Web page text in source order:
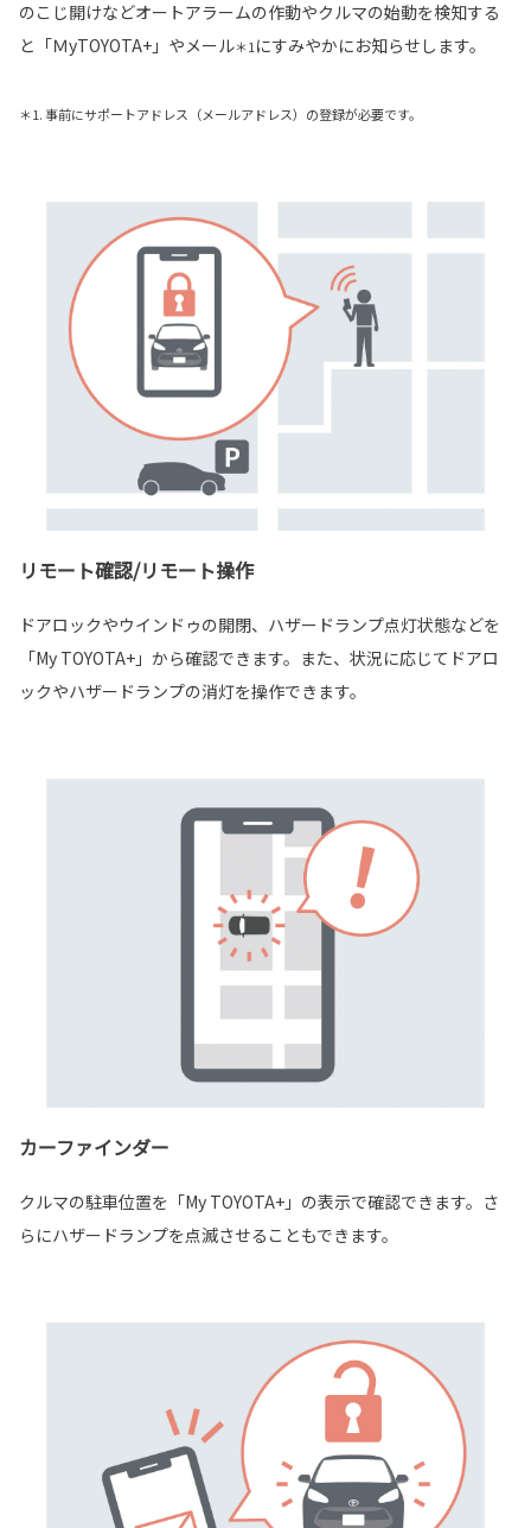
のこじ開けなどオートアラームの作動やクルマの始動を検知する
と「ＭyTOYOTA+」やメール＊1 にすみやかにお知らせします。
＊1. 事前にサポートアドレス（メールアドレス）の登録が必要です。
リモート確認/リモート操作
ドアロックやウインドゥの開閉、ハザードランプ点灯状態などを
「My TOYOTA+」から確認できます。また、状況に応じてドアロ
ックやハザードランプの消灯を操作できます。
カーファインダー
クルマの駐車位置を「My TOYOTA+」の表示で確認できます。さ
らにハザードランプを点滅させることもできます。